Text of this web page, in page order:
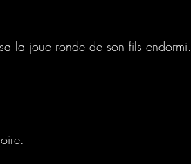
la joue ronde de son fils endormi.